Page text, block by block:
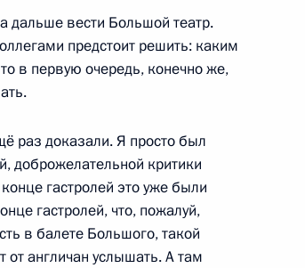
военно-
для
дальше вести Большой театр.
предстоит решить: каким
в первую очередь, конечно же,
раз доказали. Я просто был
доброжелательной критики
гастролей это уже были
гастролей, что, пожалуй,
в балете Большого, такой
от англичан услышать. А там